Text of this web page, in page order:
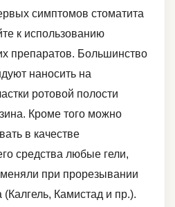
симптомов стоматита
к использованию
препаратов. Большинство
наносить на
ротовой полости
Кроме того можно
в качестве
средства любые гели,
при прорезывании
Камистад и пр.).